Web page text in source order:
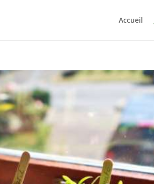
Accueil